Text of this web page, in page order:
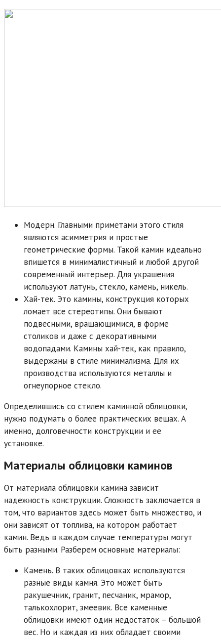
Модерн. Главными приметами этого стиля
являются асимметрия и простые
геометрические формы. Такой камин идеально
впишется в минималистичный и любой другой
современный интерьер. Для украшения
используют латунь, стекло, камень, никель.
Хай-тек. Это камины, конструкция которых
ломает все стереотипы. Они бывают
подвесными, вращающимися, в форме
столиков и даже с декоративными
водопадами. Камины хай-тек, как правило,
выдержаны в стиле минимализма. Для их
производства используются металлы и
огнеупорное стекло.
Определившись со стилем каминной облицовки,
нужно подумать о более практических вещах. А
именно, долговечности конструкции и ее
установке.
Материалы облицовки каминов
От материала облицовки камина зависит
надежность конструкции. Сложность заключается в
том, что вариантов здесь может быть множество, и
они зависят от топлива, на котором работает
камин. Ведь в каждом случае температуры могут
быть разными. Разберем основные материалы:
Камень. В таких облицовках используются
разные виды камня. Это может быть
ракушечник, гранит, песчаник, мрамор,
талькохлорит, змеевик. Все каменные
облицовки имеют один недостаток – большой
вес. Но и каждая из них обладает своими